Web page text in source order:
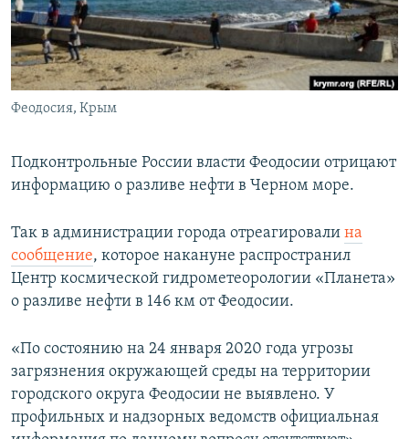
ПОБЕДИТЕЛЕЙ НЕ СУДЯТ?
КРЫМ.НЕПОКОРЕННЫЙ
ELIFBE
УКРАИНСКАЯ ПРОБЛЕМА КРЫМА
ПРИСОЕДИНЯЙТЕСЬ!
Феодосия, Крым
Подконтрольные России власти Феодосии отрицают
информацию о разливе нефти в Черном море.
Так в администрации города отреагировали на
сообщение, которое накануне распространил
Центр космической гидрометеорологии «Планета»
о разливе нефти в 146 км от Феодосии.
«По состоянию на 24 января 2020 года угрозы
загрязнения окружающей среды на территории
городского округа Феодосии не выявлено. У
профильных и надзорных ведомств официальная